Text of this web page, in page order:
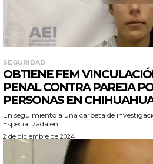
SEGURIDAD
OBTIENE FEM
PENAL CONTRA PAREJA
PERSONAS EN
En seguimiento a una carpeta de
Especializada en...
2 de diciembre de 2024